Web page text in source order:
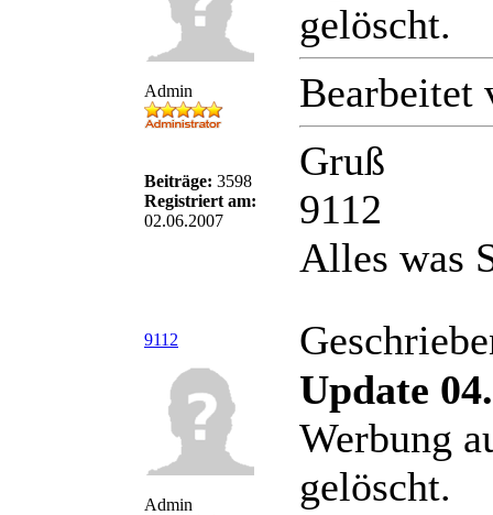
Admin
Beiträge: 3598
Registriert am:
02.06.2007
gelöscht.
Bearbeitet
Gruß
9112
Alles was
9112
Admin
Update
Werbung
gelöscht.